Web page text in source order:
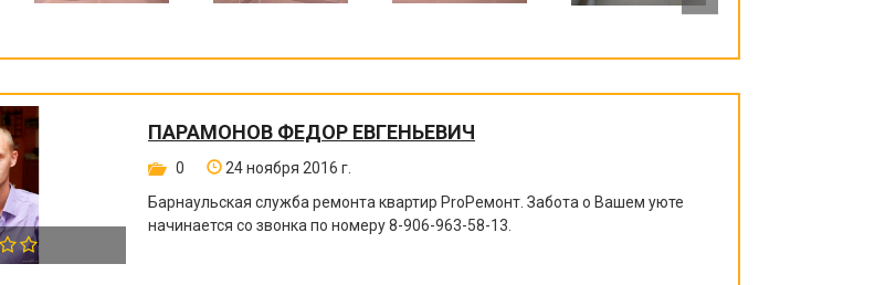
ПАРАМОНОВ ФЕДОР ЕВГЕНЬЕВИЧ
0
24 ноября 2016 г.
Барнаульская служба ремонта квартир ProРемонт. Забота о Вашем уюте
начинается со звонка по номеру8-906-963-58-13